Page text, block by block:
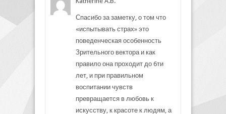
Спасибо за заметку, о том что
«испытывать страх» это
поведенческая особенность
Зрительного вектора и как
правило она проходит до 6ти
лет, и при правильном
воспитании чувств
превращается в любовь к
искусству, к красоте к людям, а